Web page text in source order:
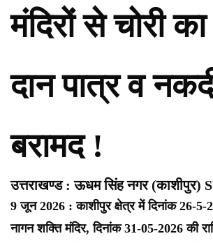
मंदिरों से चोरी
दान पात्र व
बरामद !
उत्तराखण्ड : ऊधम सिंह नगर (काशीपुर)
9 जून 2026 : काशीपुर क्षेत्र में दिनांक 26-5-
नागन शक्ति मंदिर, दिनांक 31-05-2026 की